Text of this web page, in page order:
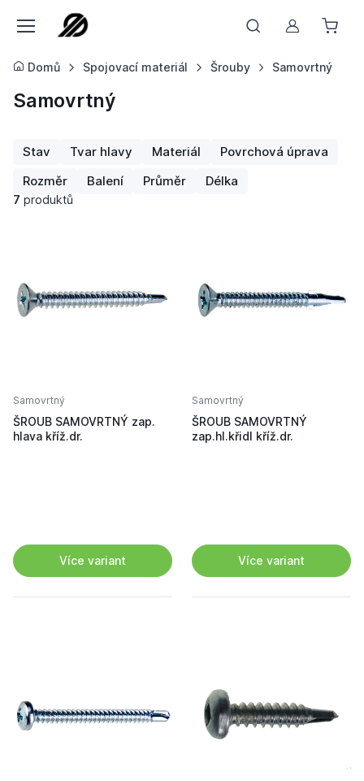
Můj účet
Domů Spojovací materiál Šrouby Samovrtný
Samovrtný
Stav Tvar hlavy Materiál
Povrchová úprava
Rozměr
Balení Průměr Délka
7 produktů
Samovrtný
ŠROUB SAMOVRTNÝ zap.
hlava kříž.dr.
Více variant
Samovrtný
ŠROUB SAMOVRTNÝ
zap.hl.křidl kříž.dr.
Více variant